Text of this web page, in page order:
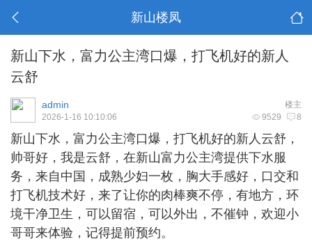
新山楼凤
新山下水，富力公主湾口爆，打飞机好的新人
云舒
楼主
admin
9529 8
2026-1-16 10:10:06
新山下水 ，富力公主湾口爆，打飞机好的新人云舒，
帅哥好，我是云舒，在新山富力公主湾提供下水服
务，来自中国，成熟少妇一枚，胸大手感好，口交和
打飞机技术好，来了让你的肉棒爽不停，有地方，环
境干净卫生，可以留宿，可以外出，不催钟，欢迎小
哥哥来体验，记得提前预约。